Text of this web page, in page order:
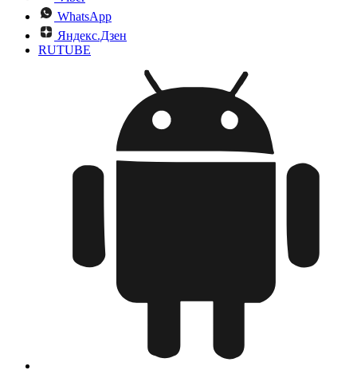
WhatsApp
Яндекс.Дзен
RUTUBE